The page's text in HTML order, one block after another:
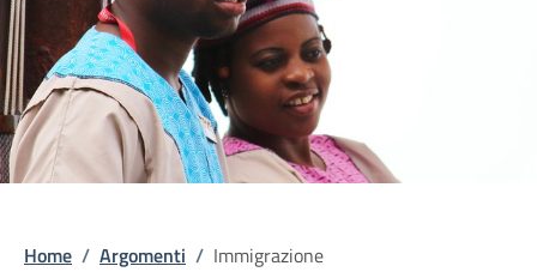
Home / Argomenti / Immigrazione